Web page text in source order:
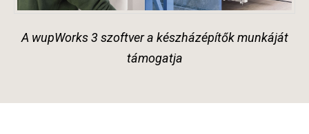
A wupWorks 3 szoftver a készházépítők munkáját
támogatja